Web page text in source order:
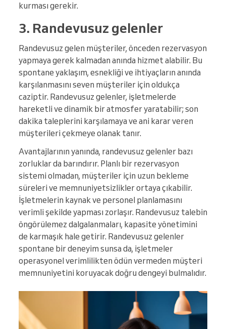
kurması gerekir.
3. Randevusuz gelenler
Randevusuz gelen müşteriler, önceden rezervasyon
yapmaya gerek kalmadan anında hizmet alabilir. Bu
spontane yaklaşım, esnekliği ve ihtiyaçların anında
karşılanmasını seven müşteriler için oldukça
caziptir. Randevusuz gelenler, işletmelerde
hareketli ve dinamik bir atmosfer yaratabilir; son
dakika taleplerini karşılamaya ve ani karar veren
müşterileri çekmeye olanak tanır.
Avantajlarının yanında, randevusuz gelenler bazı
zorluklar da barındırır. Planlı bir rezervasyon
sistemi olmadan, müşteriler için uzun bekleme
süreleri ve memnuniyetsizlikler ortaya çıkabilir.
İşletmelerin kaynak ve personel planlamasını
verimli şekilde yapması zorlaşır. Randevusuz talebin
öngörülemez dalgalanmaları, kapasite yönetimini
de karmaşık hale getirir. Randevusuz gelenler
spontane bir deneyim sunsa da, işletmeler
operasyonel verimlilikten ödün vermeden müşteri
memnuniyetini koruyacak doğru dengeyi bulmalıdır.